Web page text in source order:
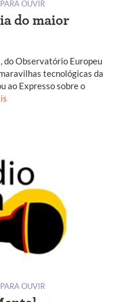
PARA OUVIR
do maior
do Observatório Europeu
tecnológicas da
ao Expresso sobre o
PARA OUVIR